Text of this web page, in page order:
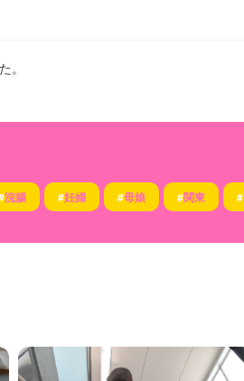
。
浣腸 #妊婦 #母娘 #関東 #